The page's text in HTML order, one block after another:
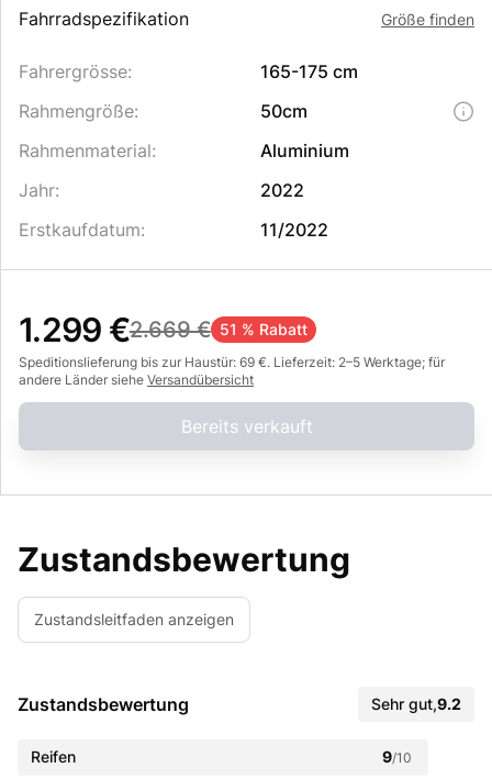
Fahrradspezifikation Größe finden
Fahrergrösse:
165-175 cm
Rahmengröße:
50cm
Rahmenmaterial:
Aluminium
Jahr:
2022
Erstkaufdatum: 11/2022
1.299 €2.669 € 51 % Rabatt
Speditionslieferung bis zur Haustür: 69 €. Lieferzeit: 2–5 Werktage; für
andere Länder siehe Versandübersicht
Bereits verkauft
Zustandsbewertung
Zustandsleitfaden anzeigen
Zustandsbewertung Sehr gut,9.2
Reifen 9/10